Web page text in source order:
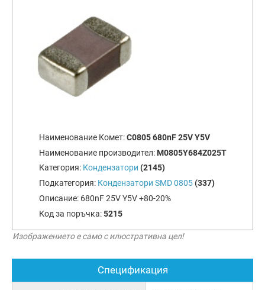
Наименование Комет:C0805 680nF 25V Y5V
Наименование производител: M0805Y684Z025T
Категория: Кондензатори (2145)
Подкатегория: Кондензатори SMD 0805 (337)
Описание: 680nF 25V Y5V +80-20%
Код за поръчка:5215
Изображението е само с илюстративна цел!
Спецификация